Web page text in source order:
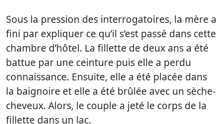
Sous la pression des interrogatoires, la mère a
fini par expliquer ce qu’il s’est passé dans cette
chambre d’hôtel. La fillette de deux ans a été
battue par une ceinture puis elle a perdu
connaissance. Ensuite, elle a été placée dans
la baignoire et elle a été brûlée avec un sèche-
cheveux. Alors, le couple a jeté le corps de la
fillette dans un lac.